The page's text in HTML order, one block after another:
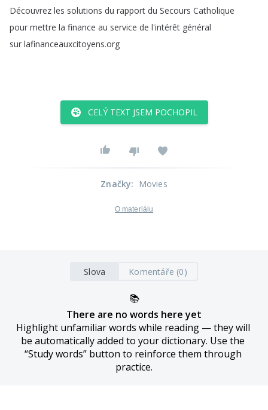
Découvrez les solutions du rapport du Secours Catholique
pour mettre la finance au service de l'intérêt général
sur lafinanceauxcitoyens.org
CELÝ TEXT JSEM POCHOPIL
Značky: Movies
O materiálu
Slova Komentáře (0)
📚
There are no words here yet
Highlight unfamiliar words while reading — they will
be automatically added to your dictionary. Use the
“Study words” button to reinforce them through
practice.